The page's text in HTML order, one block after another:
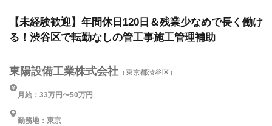
【未経験歓迎】年間休日120日＆残業少なめで長く働け
る！渋谷区で転勤なしの管工事施工管理補助
東陽設備工業株式会社 （東京都渋谷区）
月給：33万円〜50万円
勤務地：東京